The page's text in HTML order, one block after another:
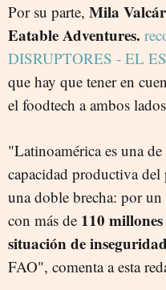
Por su parte, Mila
Eatable Adventures.
DISRUPTORES - EL
que hay que tener en
el foodtech a ambos
"Latinoamérica es una
capacidad productiva
una doble brecha: por
con más de 110
situación de
FAO", comenta a esta